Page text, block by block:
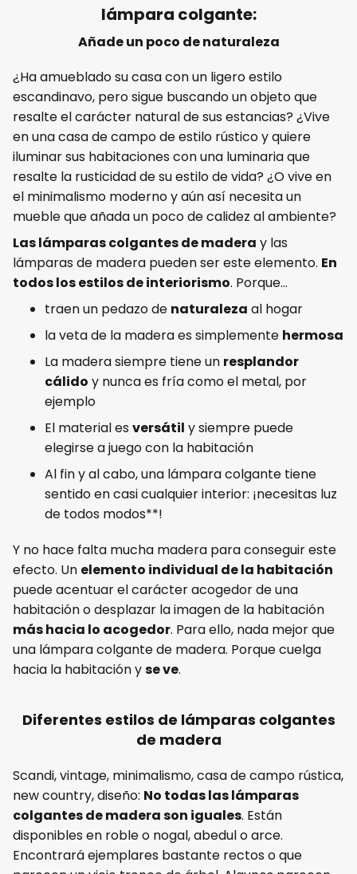
lámpara colgante:
Añade un poco de naturaleza
¿Ha amueblado su casa con un ligero estilo
escandinavo, pero sigue buscando un objeto que
resalte el carácter natural de sus estancias? ¿Vive
en una casa de campo de estilo rústico y quiere
iluminar sus habitaciones con una luminaria que
resalte la rusticidad de su estilo de vida? ¿O vive en
el minimalismo moderno y aún así necesita un
mueble que añada un poco de calidez al ambiente?
Las lámparas colgantes de madera y las
lámparas de madera pueden ser este elemento. En
todos los estilos de interiorismo. Porque...
traen un pedazo de naturaleza al hogar
la veta de la madera es simplemente hermosa
La madera siempre tiene un resplandor
cálido y nunca es fría como el metal, por
ejemplo
El material esversátil y siempre puede
elegirse a juego con la habitación
Al fin y al cabo, una lámpara colgante tiene
sentido en casi cualquier interior: ¡necesitas luz
de todos modos**!
Y no hace falta mucha madera para conseguir este
efecto. Un elemento individual de la habitación
puede acentuar el carácter acogedor de una
habitación o desplazar la imagen de la habitación
más hacia lo acogedor. Para ello, nada mejor que
una lámpara colgante de madera. Porque cuelga
hacia la habitación yse ve.
Diferentes estilos de lámparas colgantes
de madera
Scandi, vintage, minimalismo, casa de campo rústica,
new country, diseño: No todas las lámparas
colgantes de madera son iguales. Están
disponibles en roble o nogal, abedul o arce.
Encontrará ejemplares bastante rectos o que